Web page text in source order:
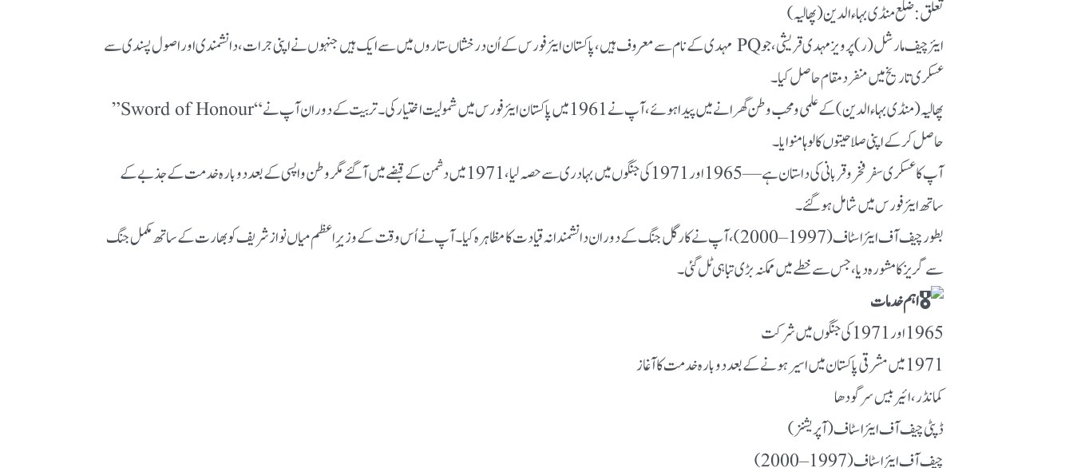
تعلق: ضلع منڈی بہاءالدین (پھالیہ)
ایئر چیف مارشل (ر) پرویز مہدی قریشی، جو PQ مہدی کے نام سے معروف ہیں، پاکستان ایئر فورس کے اُن درخشاں ستاروں میں سے ایک ہیں جنہوں نے اپنی جرات، دانشمندی اور اصول پسندی سے
عسکری تاریخ میں منفرد مقام حاصل کیا۔
پھالیہ (منڈی بہاءالدین) کے علمی و محب وطن گھرانے میں پیدا ہوئے، آپ نے 1961 میں پاکستان ایئر فورس میں شمولیت اختیار کی۔ تربیت کے دوران آپ نے “Sword of Honour”
حاصل کر کے اپنی صلاحیتوں کا لوہا منوایا۔
آپ کا عسکری سفر فخر و قربانی کی داستان ہے — 1965 اور 1971 کی جنگوں میں بہادری سے حصہ لیا، 1971 میں دشمن کے قبضے میں آ گئے مگر وطن واپسی کے بعد دوبارہ خدمت کے جذبے کے
ساتھ ایئر فورس میں شامل ہو گئے۔
بطور چیف آف ایئر اسٹاف (1997–2000)، آپ نے کارگل جنگ کے دوران دانشمندانہ قیادت کا مظاہرہ کیا۔ آپ نے اُس وقت کے وزیرِاعظم میاں نواز شریف کو بھارت کے ساتھ مکمل جنگ
سے گریز کا مشورہ دیا، جس سے خطے میں ممکنہ بڑی تباہی ٹل گئی۔
اہم خدمات
1965 اور 1971 کی جنگوں میں شرکت
1971 میں مشرقی پاکستان میں اسیر ہونے کے بعد دوبارہ خدمت کا آغاز
کمانڈر، ائیر بیس سرگودھا
ڈپٹی چیف آف ایئر اسٹاف (آپریشنز)
چیف آف ایئر اسٹاف (1997–2000)